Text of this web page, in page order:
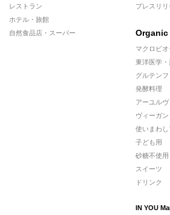
レストラン
ホテル・旅館
自然食品店・スーパー
プレスリリ
Organic
マクロビ
東洋医学
グルテンフ
発酵料理
アーユル
ヴィーガン
使いまわ
子ども用
砂糖不使用
スイーツ
ドリンク
IN YOU